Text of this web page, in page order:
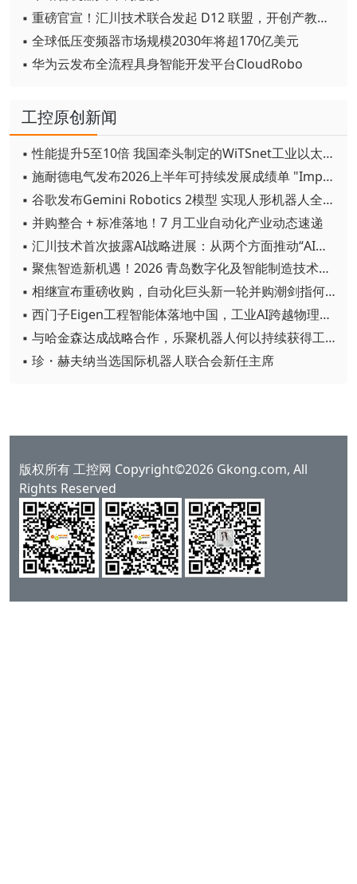
▪ 重磅官宣！汇川技术联合发起 D12 联盟，开创产教融合新范式
▪ 全球低压变频器市场规模2030年将超170亿美元
▪ 华为云发布全流程具身智能开发平台CloudRobo
工控原创新闻
▪ 性能提升5至10倍 我国牵头制定的WiTSnet工业以太网国际标准正式发布
▪ 施耐德电气发布2026上半年可持续发展成绩单 "Impact 2030"路线图开局稳健
▪ 谷歌发布Gemini Robotics 2模型 实现人形机器人全身智能控制突破
▪ 并购整合 + 标准落地！7 月工业自动化产业动态速递
▪ 汇川技术首次披露AI战略进展：从两个方面推动“AI业务化”落地
▪ 聚焦智造新机遇！2026 青岛数字化及智能制造技术论坛圆满落幕
▪ 相继宣布重磅收购，自动化巨头新一轮并购潮剑指何方？
▪ 西门子Eigen工程智能体落地中国，工业AI跨越物理世界“确定性”拐点
▪ 与哈金森达成战略合作，乐聚机器人何以持续获得工业巨头青睐？
▪ 珍・赫夫纳当选国际机器人联合会新任主席
版权所有 工控网 Copyright©2026 Gkong.com, All
Rights Reserved